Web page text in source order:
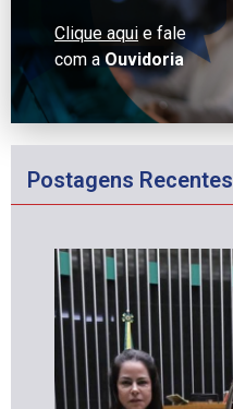
Clique aqui e fale
com a Ouvidoria
Postagens Recentes